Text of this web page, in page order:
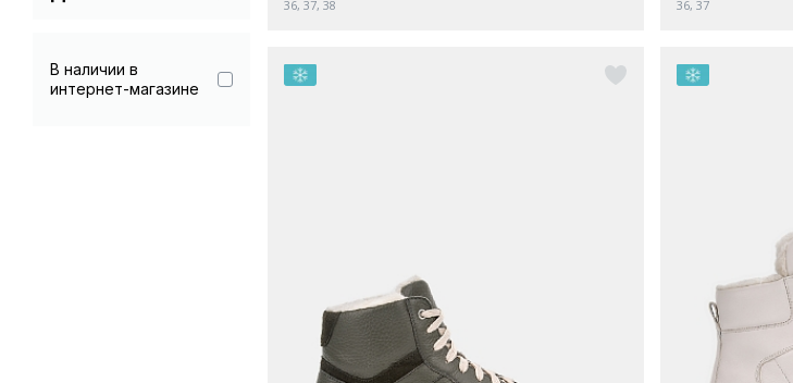
В наличии в
интернет-магазине
36, 37, 38 36, 37